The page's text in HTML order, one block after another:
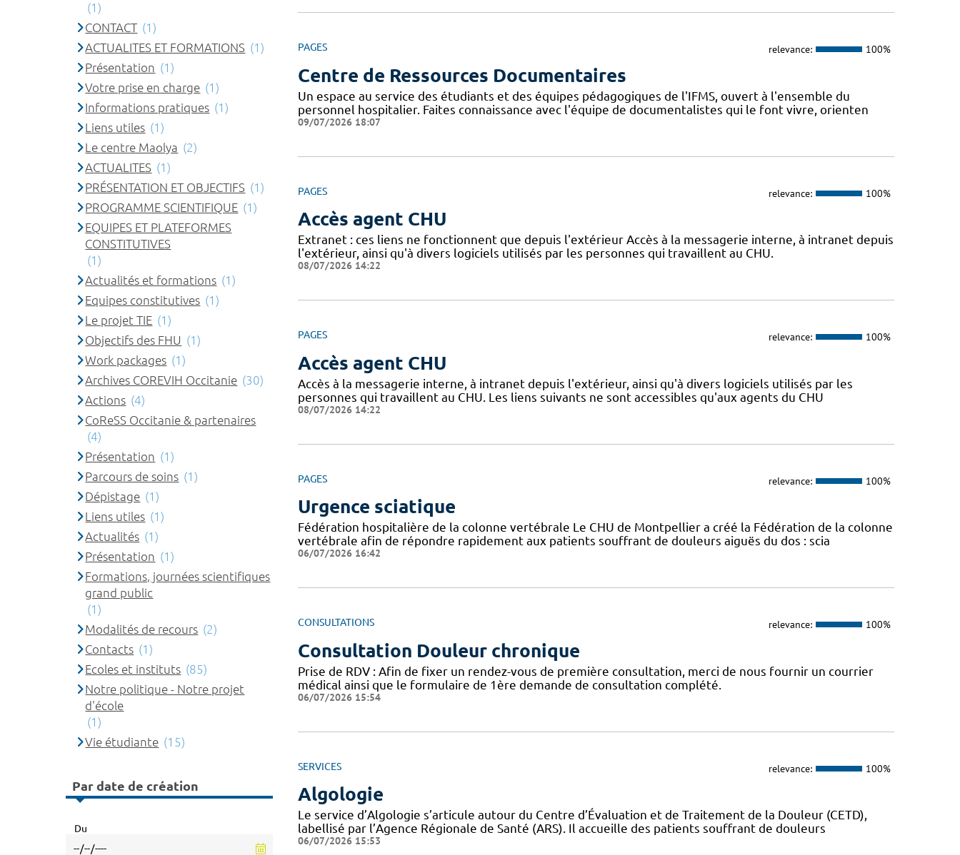
PAGES relevance: 100%
Centre de Ressources Documentaires
Un espace au service des étudiants et des équipes pédagogiques de l'IFMS, ouvert à l'ensemble du
personnel hospitalier. Faites connaissance avec l'équipe de documentalistes qui le font vivre, orienten
09/07/2026 18:07
PAGES relevance: 100%
Accès agent CHU
Extranet : ces liens ne fonctionnent que depuis l'extérieur Accès à la messagerie interne, à intranet depuis
l'extérieur, ainsi qu'à divers logiciels utilisés par les personnes qui travaillent au CHU.
08/07/2026 14:22
PAGES relevance: 100%
Accès agent CHU
Accès à la messagerie interne, à intranet depuis l'extérieur, ainsi qu'à divers logiciels utilisés par les
personnes qui travaillent au CHU. Les liens suivants ne sont accessibles qu'aux agents du CHU
08/07/2026 14:22
PAGES relevance: 100%
Urgence sciatique
Fédération hospitalière de la colonne vertébrale Le CHU de Montpellier a créé la Fédération de la colonne
vertébrale afin de répondre rapidement aux patients souffrant de douleurs aiguës du dos : scia
06/07/2026 16:42
CONSULTATIONS relevance: 100%
Consultation Douleur chronique
Prise de RDV : Afin de fixer un rendez-vous de première consultation, merci de nous fournir un courrier
médical ainsi que le formulaire de 1ère demande de consultation complété.
06/07/2026 15:54
SERVICES relevance: 100%
Algologie
Le service d’Algologie s’articule autour du Centre d’Évaluation et de Traitement de la Douleur (CETD),
labellisé par l’Agence Régionale de Santé (ARS). Il accueille des patients souffrant de douleurs
06/07/2026 15:53
(1)
CONTACT (1)
ACTUALITES ET FORMATIONS (1)
Présentation (1)
Votre prise en charge (1)
Informations pratiques (1)
Liens utiles (1)
Le centre Maolya (2)
ACTUALITES (1)
PRÉSENTATION ET OBJECTIFS (1)
PROGRAMME SCIENTIFIQUE (1)
EQUIPES ET PLATEFORMES
CONSTITUTIVES
(1)
Actualités et formations (1)
Equipes constitutives (1)
Le projet TIE (1)
Objectifs des FHU (1)
Work packages (1)
Archives COREVIH Occitanie (30)
Actions (4)
CoReSS Occitanie & partenaires
(4)
Présentation (1)
Parcours de soins (1)
Dépistage (1)
Liens utiles (1)
Actualités (1)
Présentation (1)
Formations, journées scientifiques
grand public
(1)
Modalités de recours (2)
Contacts (1)
Ecoles et instituts (85)
Notre politique - Notre projet
d'école
(1)
Vie étudiante (15)
Par date de création
Du